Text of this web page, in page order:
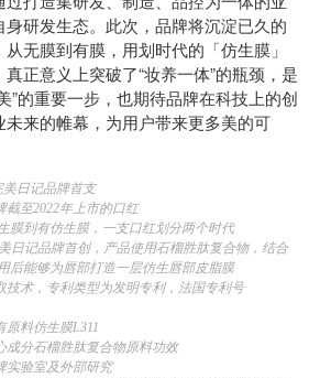
研发生态。此次，品牌将沉淀已久的
无膜到有膜，用划时代的「仿生膜」
正意义上突破了“妆养一体”的瓶颈，是
”的重要一步，也期待品牌在科技上的创
来的帷幕，为用户带来更多美的可
美日记品牌首支
截至2022年上市的口红
膜到有仿生膜，一支口红划分两个时代
日记品牌首创，产品使用石榴胜肽复合物，结合
后能够为唇部打造一层仿生唇部皮脂膜
技术，专利类型为发明专利，法国专利号
原料仿生膜L311
成分石榴胜肽复合物原料功效
实验室及外部研究